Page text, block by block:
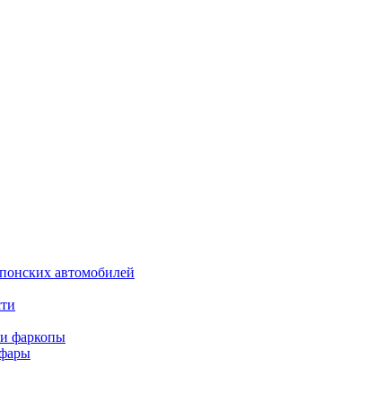
автомобилей
фаркопы